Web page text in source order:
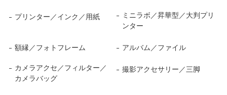
プリンター／インク／用紙
ミニラボ／昇華型／大判プリ
ンター
額縁／フォトフレーム アルバム／ファイル
カメラアクセ／フィルター／
カメラバッグ
撮影アクセサリー／三脚